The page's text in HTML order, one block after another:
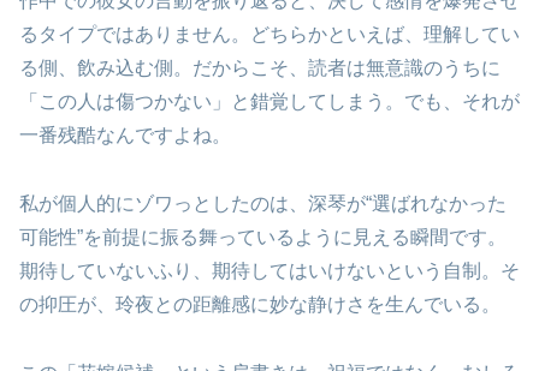
るタイプではありません。どちらかといえば、理解してい
る側、飲み込む側。だからこそ、読者は無意識のうちに
「この人は傷つかない」と錯覚してしまう。でも、それが
一番残酷なんですよね。
私が個人的にゾワっとしたのは、深琴が“選ばれなかった
可能性”を前提に振る舞っているように見える瞬間です。
期待していないふり、期待してはいけないという自制。そ
の抑圧が、玲夜との距離感に妙な静けさを生んでいる。